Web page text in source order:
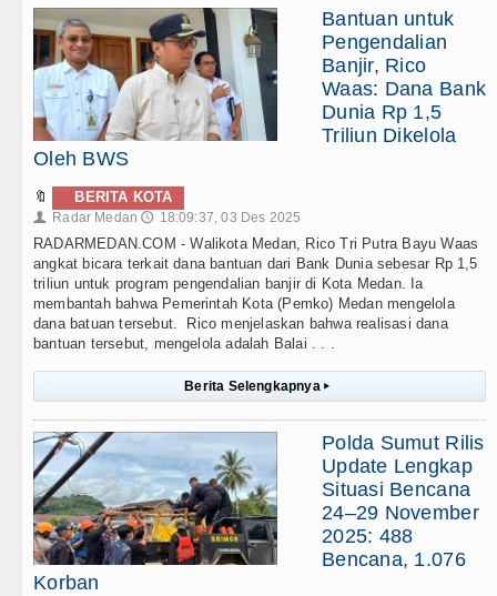
Bantuan untuk
Pengendalian
Banjir, Rico
Waas: Dana Bank
Dunia Rp 1,5
Triliun Dikelola
Oleh BWS
🔖 BERITA KOTA
👤 Radar Medan 🕔 18:09:37, 03 Des 2025
RADARMEDAN.COM - Walikota Medan, Rico Tri Putra Bayu Waas
angkat bicara terkait dana bantuan dari Bank Dunia sebesar Rp 1,5
triliun untuk program pengendalian banjir di Kota Medan. Ia
membantah bahwa Pemerintah Kota (Pemko) Medan mengelola
dana batuan tersebut. Rico menjelaskan bahwa realisasi dana
bantuan tersebut, mengelola adalah Balai . . .
Berita Selengkapnya ▸
Polda Sumut Rilis
Update Lengkap
Situasi Bencana
24–29 November
2025: 488
Bencana, 1.076
Korban